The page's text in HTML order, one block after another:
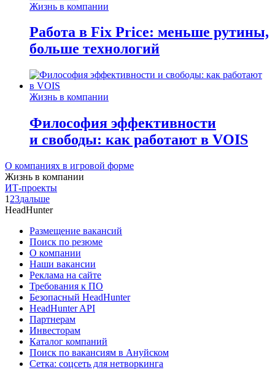
Жизнь в компании
Работа в Fix Price: меньше рутины,
больше технологий
Жизнь в компании
Философия эффективности
и свободы: как работают в VOIS
О компаниях в игровой форме
Жизнь в компании
ИТ-проекты
1 23дальше
HeadHunter
Размещение вакансий
Поиск по резюме
О компании
Наши вакансии
Реклама на сайте
Требования к ПО
Безопасный HeadHunter
HeadHunter API
Партнерам
Инвесторам
Каталог компаний
Поиск по вакансиям в Ануйском
Сетка: соцсеть для нетворкинга